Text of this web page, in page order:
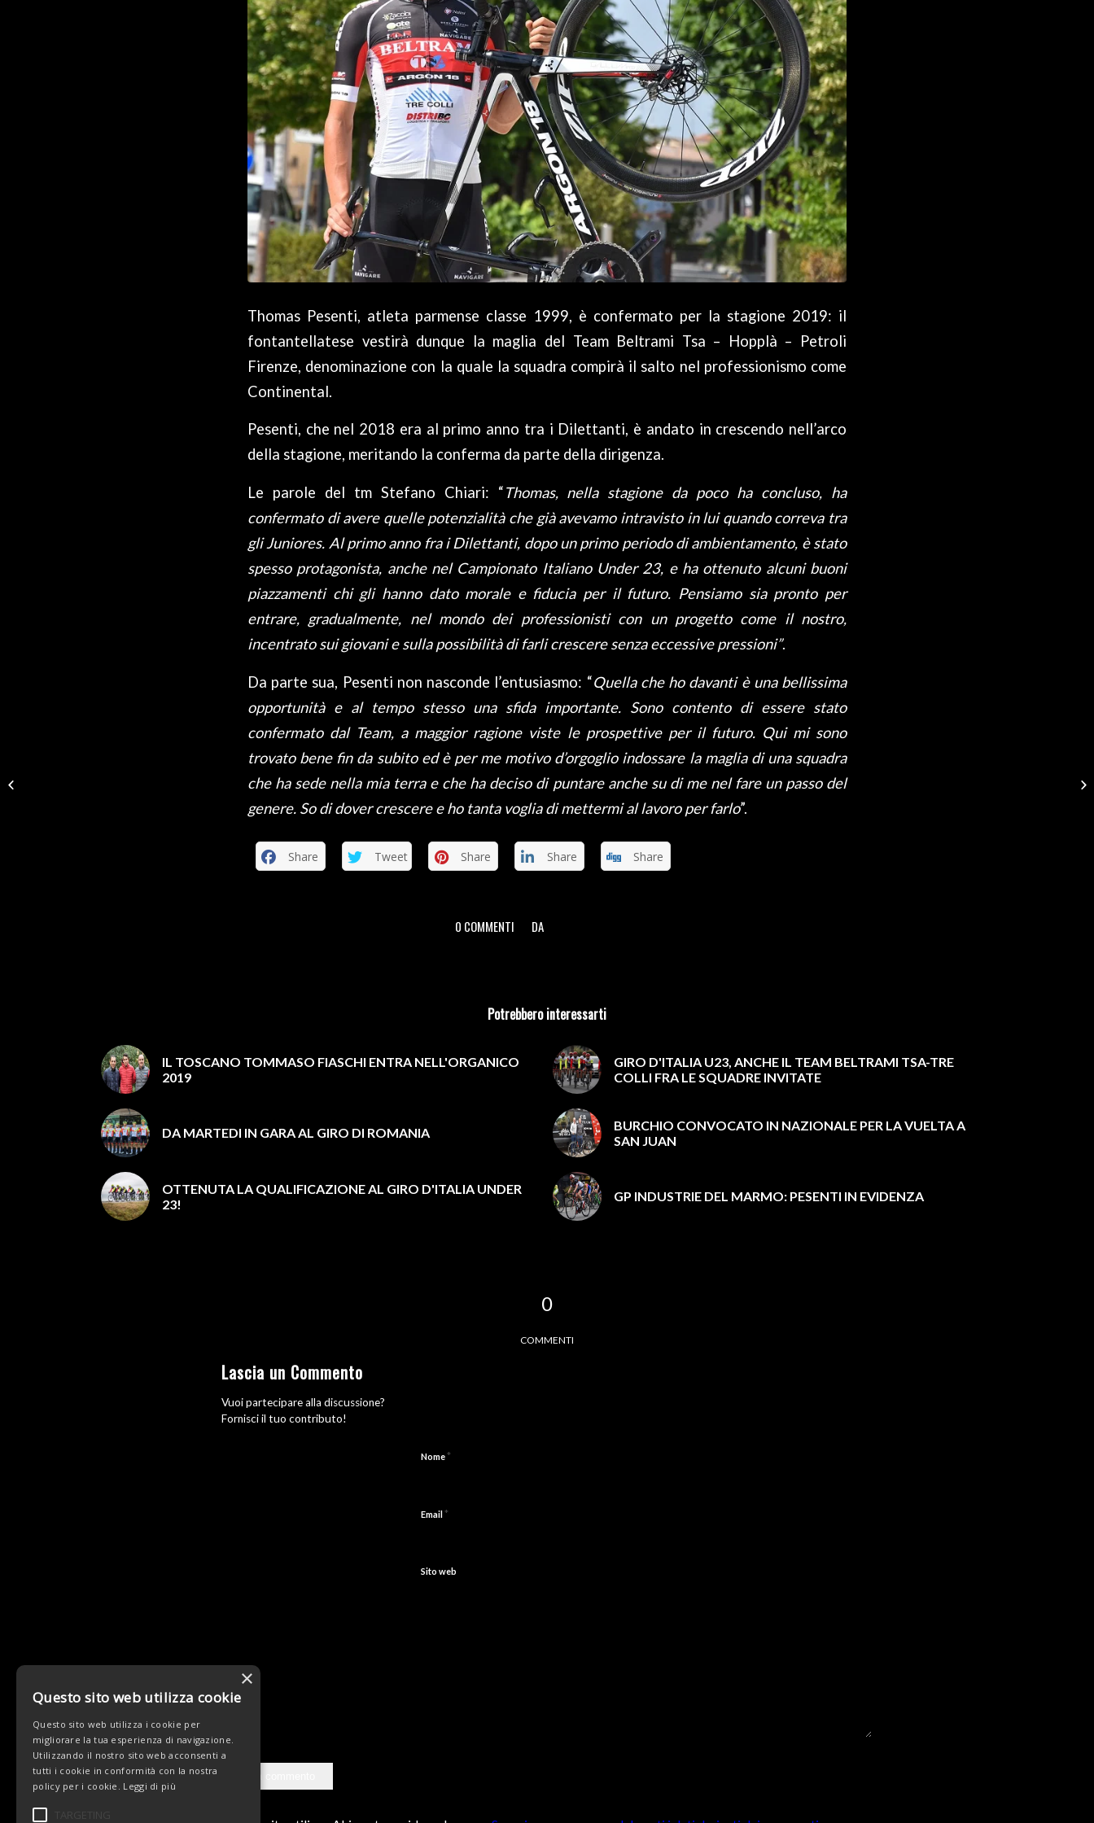
Thomas Pesenti, atleta parmense classe 1999, è confermato per la stagione 2019: il
fontantellatese vestirà dunque la maglia del Team Beltrami Tsa – Hopplà – Petroli
Firenze, denominazione con la quale la squadra compirà il salto nel professionismo come
Continental.
Pesenti, che nel 2018 era al primo anno tra i Dilettanti, è andato in crescendo nell’arco
della stagione, meritando la conferma da parte della dirigenza.
Le parole del tm Stefano Chiari: “Thomas, nella stagione da poco ha concluso, ha
confermato di avere quelle potenzialità che già avevamo intravisto in lui quando correva tra
gli Juniores. Al primo anno fra i Dilettanti, dopo un primo periodo di ambientamento, è stato
spesso protagonista, anche nel Campionato Italiano Under 23, e ha ottenuto alcuni buoni
piazzamenti chi gli hanno dato morale e fiducia per il futuro. Pensiamo sia pronto per
entrare, gradualmente, nel mondo dei professionisti con un progetto come il nostro,
incentrato sui giovani e sulla possibilità di farli crescere senza eccessive pressioni”.
Da parte sua, Pesenti non nasconde l’entusiasmo: “Quella che ho davanti è una bellissima
opportunità e al tempo stesso una sfida importante. Sono contento di essere stato
confermato dal Team, a maggior ragione viste le prospettive per il futuro. Qui mi sono
trovato bene fin da subito ed è per me motivo d’orgoglio indossare la maglia di una squadra
che ha sede nella mia terra e che ha deciso di puntare anche su di me nel fare un passo del
genere. So di dover crescere e ho tanta voglia di mettermi al lavoro per farlo”.
Share Tweet Share Share Share
0 COMMENTI
/ DA
Potrebbero interessarti
IL TOSCANO TOMMASO FIASCHI ENTRA NELL'ORGANICO
2019
GIRO D'ITALIA U23, ANCHE IL TEAM BELTRAMI TSA-TRE
COLLI FRA LE SQUADRE INVITATE
DA MARTEDI IN GARA AL GIRO DI ROMANIA
BURCHIO CONVOCATO IN NAZIONALE PER LA VUELTA A
SAN JUAN
OTTENUTA LA QUALIFICAZIONE AL GIRO D'ITALIA UNDER
23!
GP INDUSTRIE DEL MARMO: PESENTI IN EVIDENZA
0
COMMENTI
Lascia un Commento
Vuoi partecipare alla discussione?
Fornisci il tuo contributo!
Nome*
Email *
Sito web
×
Questo sito web utilizza cookie
Questo sito web utilizza i cookie per
migliorare la tua esperienza di navigazione.
Utilizzando il nostro sito web acconsenti a
tutti i cookie in conformità con la nostra
policy per i cookie. Leggi di più
TARGETING